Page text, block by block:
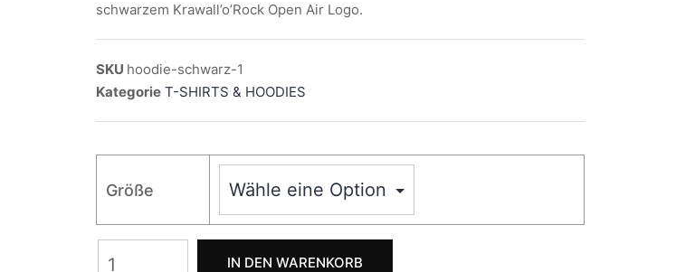
schwarzem Krawall’o’Rock Open Air Logo.
SKU hoodie-schwarz-1
Kategorie T-SHIRTS & HOODIES
Größe
IN DEN WARENKORB